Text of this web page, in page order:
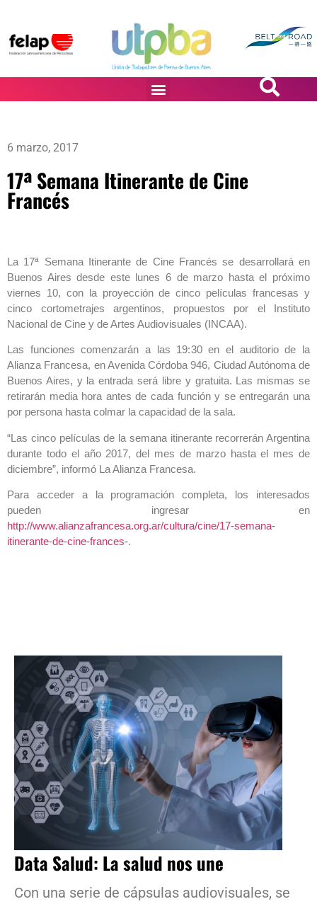
6 marzo, 2017
17ª Semana Itinerante de Cine
Francés
La 17ª Semana Itinerante de Cine Francés se desarrollará en
Buenos Aires desde este lunes 6 de marzo hasta el próximo
viernes 10, con la proyección de cinco películas francesas y
cinco cortometrajes argentinos, propuestos por el Instituto
Nacional de Cine y de Artes Audiovisuales (INCAA).
Las funciones comenzarán a las 19:30 en el auditorio de la
Alianza Francesa, en Avenida Córdoba 946, Ciudad Autónoma de
Buenos Aires, y la entrada será libre y gratuita. Las mismas se
retirarán media hora antes de cada función y se entregarán una
por persona hasta colmar la capacidad de la sala.
“Las cinco películas de la semana itinerante recorrerán Argentina
durante todo el año 2017, del mes de marzo hasta el mes de
diciembre”, informó La Alianza Francesa.
Para acceder a la programación completa, los interesados
pueden ingresar en
http://www.alianzafrancesa.org.ar/cultura/cine/17-semana-
itinerante-de-cine-frances-.
Data Salud: La salud nos une
Con una serie de cápsulas audiovisuales, se